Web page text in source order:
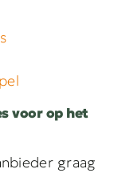
voor op het
graag